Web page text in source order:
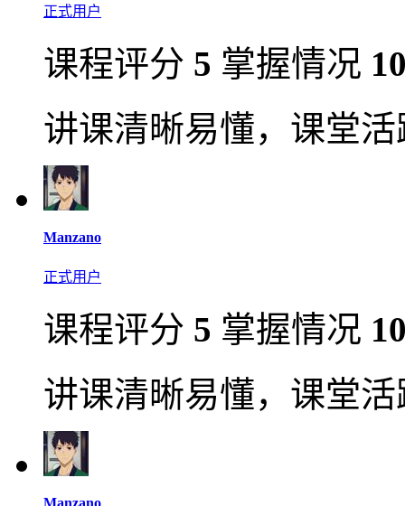
正式用户
课程评分 5 掌握情况
讲课清晰易懂，课堂
Manzano
正式用户
课程评分 5 掌握情况
讲课清晰易懂，课堂